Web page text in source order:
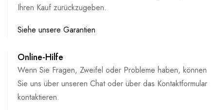
Ihren Kauf zurückzugeben.
Siehe unsere Garantien
Online-Hilfe
Wenn Sie Fragen, Zweifel oder Probleme haben, können
Sie uns über unseren Chat oder über das Kontaktformular
kontaktieren.